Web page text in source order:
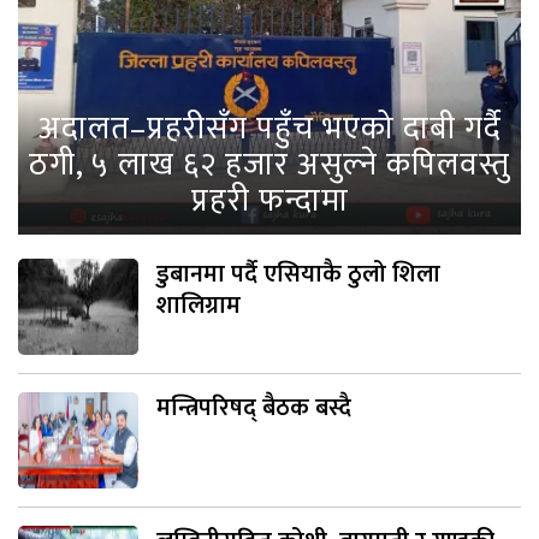
अदालत–प्रहरीसँग पहुँच भएको दाबी गर्दै
ठगी, ५ लाख ६२ हजार असुल्ने कपिलवस्तु
प्रहरी फन्दामा
डुबानमा पर्दै एसियाकै ठुलो शिला
शालिग्राम
मन्त्रिपरिषद् बैठक बस्दै